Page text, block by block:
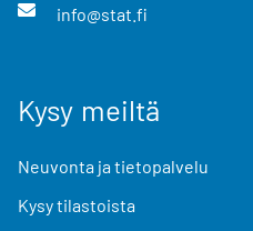
info@stat.fi
Kysy meiltä
Neuvonta ja tietopalvelu
Kysy tilastoista